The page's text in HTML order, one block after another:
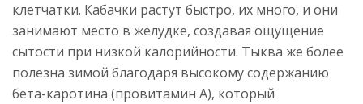
клетчатки. Кабачки растут быстро, их много, и они
занимают место в желудке, создавая ощущение
сытости при низкой калорийности. Тыква же более
полезна зимой благодаря высокому содержанию
бета-каротина (провитамин A), который